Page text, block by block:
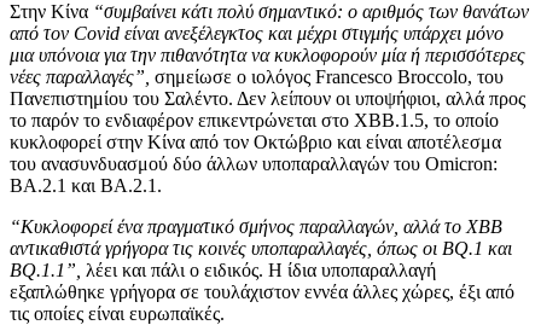
Στην Κίνα “συμβαίνει κάτι πολύ σημαντικό: ο αριθμός των θανάτων
από τον Covid είναι ανεξέλεγκτος και μέχρι στιγμής υπάρχει μόνο
μια υπόνοια για την πιθανότητα να κυκλοφορούν μία ή περισσότερες
νέες παραλλαγές”, σημείωσε ο ιολόγος Francesco Broccolo, του
Πανεπιστημίου του Σαλέντο. Δεν λείπουν οι υποψήφιοι, αλλά προς
το παρόν το ενδιαφέρον επικεντρώνεται στο XBB.1.5, το οποίο
κυκλοφορεί στην Κίνα από τον Οκτώβριο και είναι αποτέλεσμα
του ανασυνδυασμού δύο άλλων υποπαραλλαγών του Omicron:
BA.2.1 και BA.2.1.
“Κυκλοφορεί ένα πραγματικό σμήνος παραλλαγών, αλλά το XBB
αντικαθιστά γρήγορα τις κοινές υποπαραλλαγές, όπως οι BQ.1 και
BQ.1.1”, λέει και πάλι ο ειδικός. Η ίδια υποπαραλλαγή
εξαπλώθηκε γρήγορα σε τουλάχιστον εννέα άλλες χώρες, έξι από
τις οποίες είναι ευρωπαϊκές.